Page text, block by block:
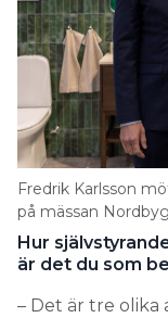
Fredrik Karlsson
på mässan
Hur
är det du som
– Det är tre olika